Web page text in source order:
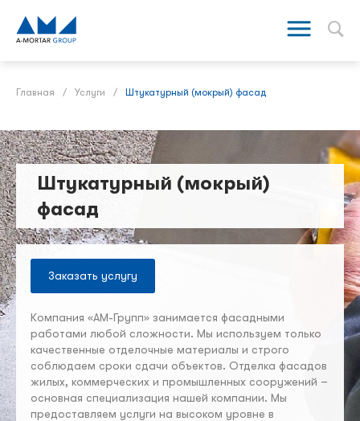
Главная / Услуги / Штукатурный (мокрый) фасад
Штукатурный (мокрый)
фасад
Заказать услугу
Компания «АМ-Групп» занимается фасадными
работами любой сложности. Мы используем только
качественные отделочные материалы и строго
соблюдаем сроки сдачи объектов. Отделка фасадов
жилых, коммерческих и промышленных сооружений –
основная специализация нашей компании. Мы
предоставляем услуги на высоком уровне в